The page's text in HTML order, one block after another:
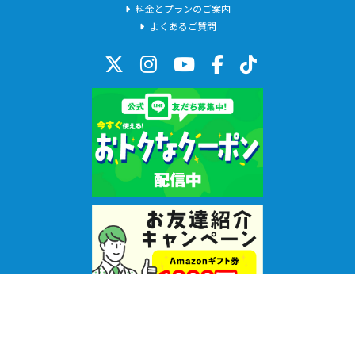
料金とプランのご案内
よくあるご質問